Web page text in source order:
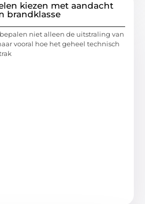
kiezen met aandacht
brandklasse
niet alleen de uitstraling van
vooral hoe het geheel technisch